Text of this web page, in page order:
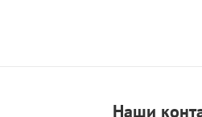
Наши